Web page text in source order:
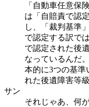
「自動車任意保
は「自賠責で認
し、「裁判基準
で認定する訳で
で認定された後
なっているんだ
本的に3つの基準
れた後遺障害等
サン
それじゃあ、何